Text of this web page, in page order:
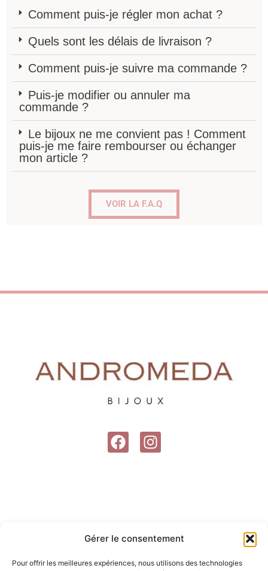
Gérer le consentement
Pour offrir les meilleures expériences, nous utilisons des technologies
Comment puis-je régler mon achat ?
Quels sont les délais de livraison ?
Comment puis-je suivre ma commande ?
Puis-je modifier ou annuler ma
commande ?
Le bijoux ne me convient pas ! Comment
puis-je me faire rembourser ou échanger
mon article ?
VOIR LA F.A.Q
F
a
k
I
n
a
m